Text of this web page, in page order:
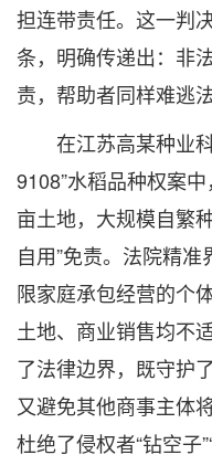
担连带责任。这一判
条，明确传递出：非
责，帮助者同样难逃
在江苏高某种业科
9108”水稻品种权案
亩土地，大规模自繁
自用”免责。法院精准
限家庭承包经营的个
土地、商业销售均不
了法律边界，既守护
又避免其他商事主体
杜绝了侵权者“钻空子